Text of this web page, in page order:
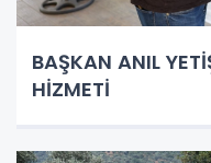
BAŞKAN ANIL
HİZMETİ